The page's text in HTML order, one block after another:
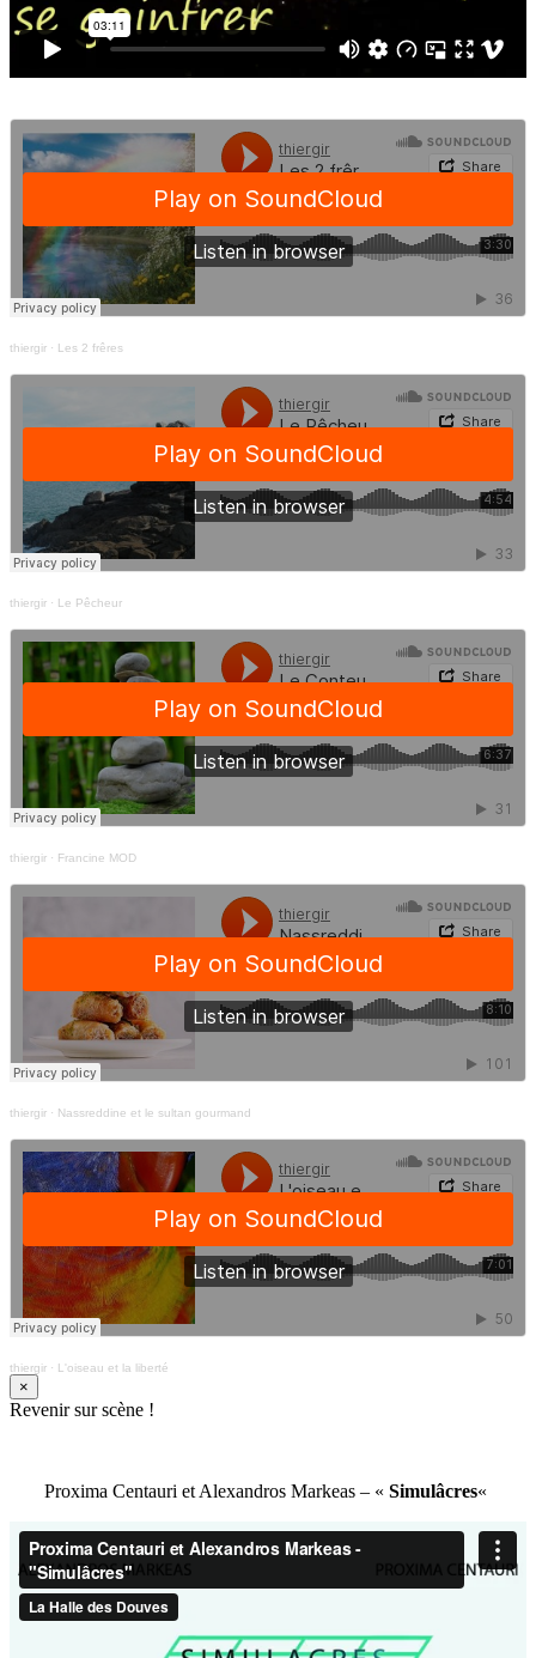
thiergir · Les 2 frêres
thiergir · Le Pêcheur
thiergir · Francine MOD
thiergir · Nassreddine et le sultan gourmand
thiergir · L'oiseau et la liberté
×
Revenir sur scène !
Proxima Centauri et Alexandros Markeas – « Simulâcres«